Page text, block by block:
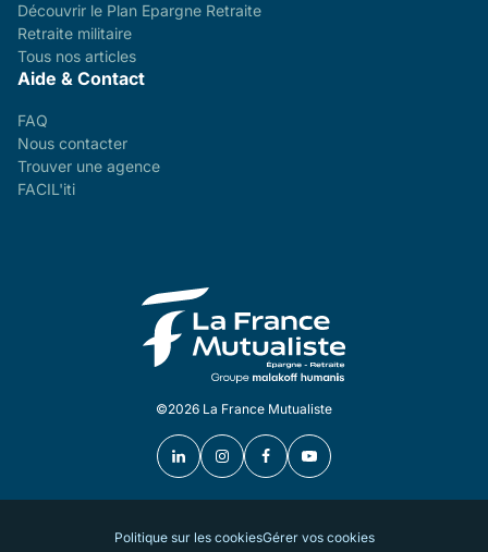
Découvrir le Plan Epargne Retraite
Retraite militaire
Tous nos articles
Aide & Contact
FAQ
Nous contacter
Trouver une agence
FACIL'iti
©2026 La France Mutualiste
Politique sur les cookiesGérer vos cookies